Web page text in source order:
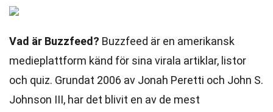
Vad är Buzzfeed? Buzzfeed är en amerikansk
medieplattform känd för sina virala artiklar, listor
och quiz. Grundat 2006 av Jonah Peretti och John S.
Johnson III, har det blivit en av de mest